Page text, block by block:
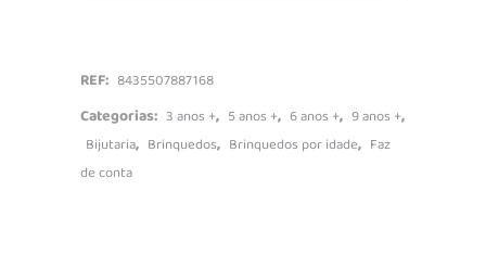
REF: 8435507887168
Categorias: 3 anos +, 5 anos +, 6 anos +, 9 anos +,
Bijutaria, Brinquedos, Brinquedos por idade, Faz
de conta